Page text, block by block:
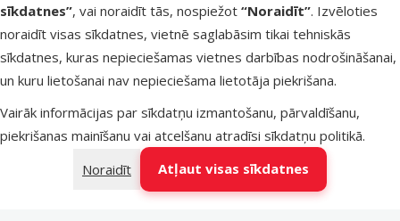
sīkdatnes”, vai noraidīt tās, nospiežot “Noraidīt”. Izvēloties
noraidīt visas sīkdatnes, vietnē saglabāsim tikai tehniskās
sīkdatnes, kuras nepieciešamas vietnes darbības nodrošināšanai,
un kuru lietošanai nav nepieciešama lietotāja piekrišana.
Vairāk informācijas par sīkdatņu izmantošanu, pārvaldīšanu,
piekrišanas mainīšanu vai atcelšanu atradīsi sīkdatņu politikā.
Noraidīt
Atļaut visas sīkdatnes
Ceļojuma
suņiem –
Fold-Up
Atsauksmes
Oriģinālā
14,99 €
Cena
7,48 €